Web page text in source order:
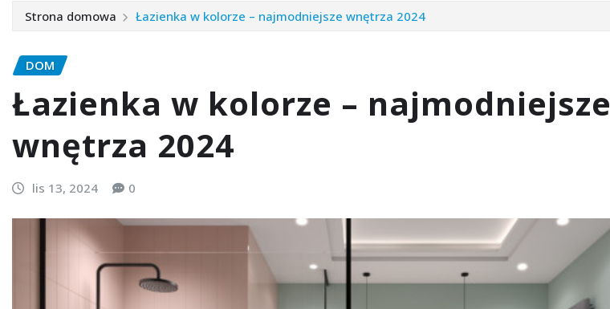
Strona domowa Łazienka w kolorze – najmodniejsze wnętrza 2024
DOM
Łazienka w kolorze – najmodniejsze
wnętrza 2024
lis 13, 2024 0